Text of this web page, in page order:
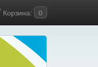
Корзина: 0